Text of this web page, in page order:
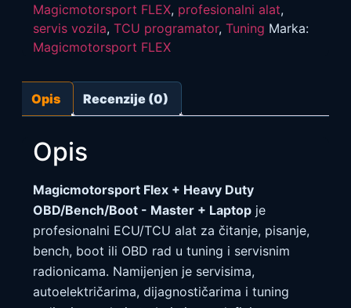
Magicmotorsport FLEX, profesionalni alat,
servis vozila, TCU programator, Tuning Marka:
Magicmotorsport FLEX
Opis Recenzije (0)
Opis
Magicmotorsport Flex + Heavy Duty
OBD/Bench/Boot - Master + Laptop je
profesionalni ECU/TCU alat za čitanje, pisanje,
bench, boot ili OBD rad u tuning i servisnim
radionicama. Namijenjen je servisima,
autoelektričarima, dijagnostičarima i tuning